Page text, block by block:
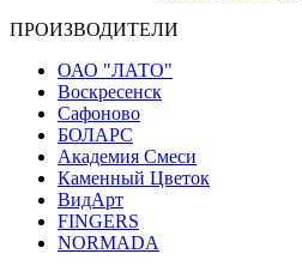
ПРОИЗВОДИТЕЛИ
ОАО "ЛАТО"
Воскресенск
Сафоново
БОЛАРС
Академия Смеси
Каменный Цветок
ВидАрт
FINGERS
NORMADA